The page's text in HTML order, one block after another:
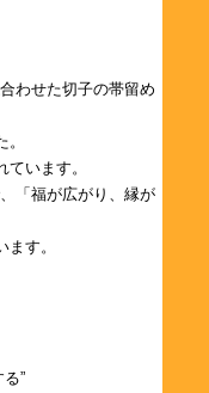
わせた切子の帯留め
います。
「福が広がり、縁が
す。
”